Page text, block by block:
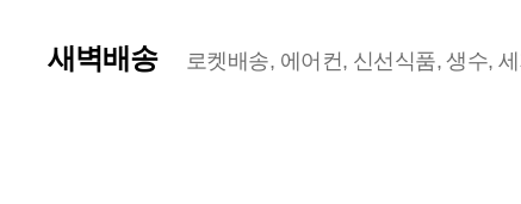
새벽배송 로켓배송, 에어컨, 신선식품, 생수,